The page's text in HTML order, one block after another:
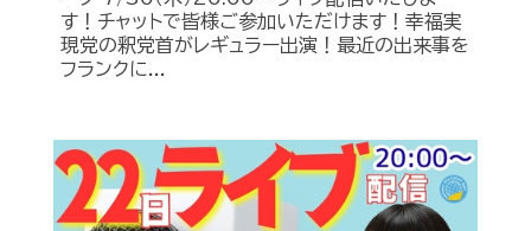
す！チャットで皆様ご参加いただけます！幸福実
現党の釈党首がレギュラー出演！最近の出来事を
フランクに...